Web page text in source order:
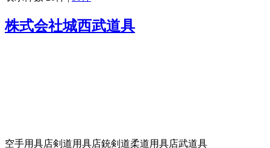
株式会社城西武道具
空手用具店剣道用具店銃剣道柔道用具店武道具